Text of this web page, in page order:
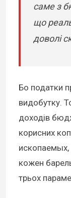
саме з
що
доволі
Бо податки
видобутку.
доходів
корисних
ископаемых,
кожен
трьох